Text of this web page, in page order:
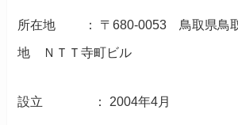
所在地 ： 〒680-0053 鳥取県鳥取
地 ＮＴＴ寺町ビル
設立 ： 2004年4月